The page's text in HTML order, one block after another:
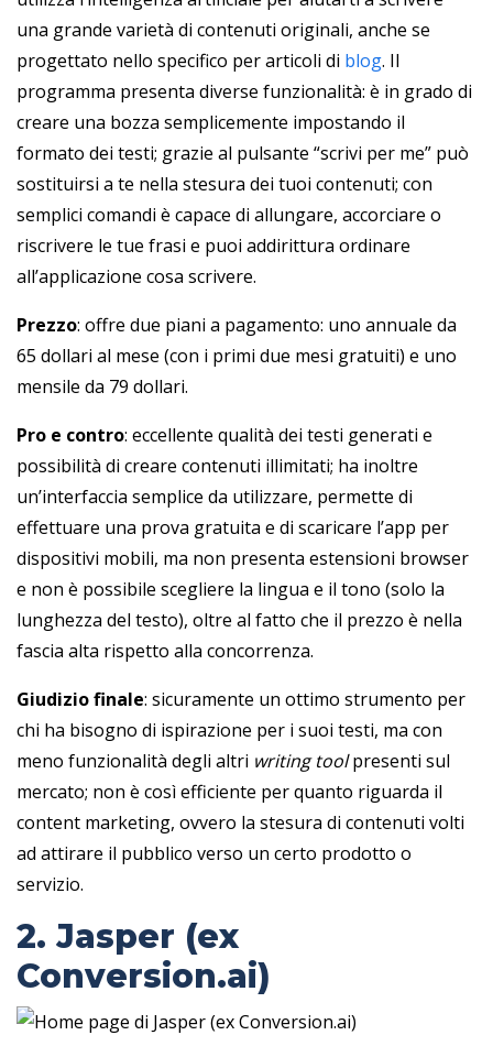
una grande varietà di contenuti originali, anche se
progettato nello specifico per articoli di blog. Il
programma presenta diverse funzionalità: è in grado di
creare una bozza semplicemente impostando il
formato dei testi; grazie al pulsante “scrivi per me” può
sostituirsi a te nella stesura dei tuoi contenuti; con
semplici comandi è capace di allungare, accorciare o
riscrivere le tue frasi e puoi addirittura ordinare
all’applicazione cosa scrivere.
Prezzo: offre due piani a pagamento: uno annuale da
65 dollari al mese (con i primi due mesi gratuiti) e uno
mensile da 79 dollari.
Pro e contro: eccellente qualità dei testi generati e
possibilità di creare contenuti illimitati; ha inoltre
un’interfaccia semplice da utilizzare, permette di
effettuare una prova gratuita e di scaricare l’app per
dispositivi mobili, ma non presenta estensioni browser
e non è possibile scegliere la lingua e il tono (solo la
lunghezza del testo), oltre al fatto che il prezzo è nella
fascia alta rispetto alla concorrenza.
Giudizio finale: sicuramente un ottimo strumento per
chi ha bisogno di ispirazione per i suoi testi, ma con
meno funzionalità degli altri writing toolpresenti sul
mercato; non è così efficiente per quanto riguarda il
content marketing, ovvero la stesura di contenuti volti
ad attirare il pubblico verso un certo prodotto o
servizio.
2. Jasper (ex
Conversion.ai)